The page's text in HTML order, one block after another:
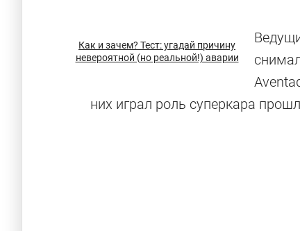
Как и зачем? Тест: угадай причину
невероятной (но реальной!) аварии
них играл роль суперкара